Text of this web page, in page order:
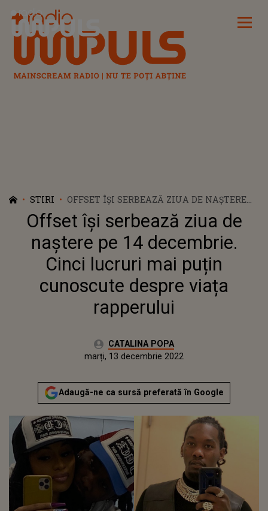
Radio Impuls
STIRI
OFFSET ÎȘI SERBEAZĂ ZIUA DE NAȘTERE
PE 14 DECEMBRIE. CINCI LUCRURI MAI
PUȚIN CUNOSCUTE DESPRE VIAȚA
RAPPERULUI
Offset își serbează ziua de
naștere pe 14 decembrie.
Cinci lucruri mai puțin
cunoscute despre viața
rapperului
Autor:CATALINA POPA
Publicat:
marți, 13 decembrie 2022
Adaugă-ne ca sursă preferată în Google